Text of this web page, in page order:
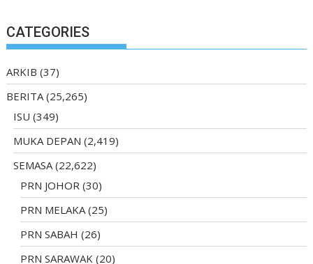
CATEGORIES
ARKIB (37)
BERITA (25,265)
ISU (349)
MUKA DEPAN (2,419)
SEMASA (22,622)
PRN JOHOR (30)
PRN MELAKA (25)
PRN SABAH (26)
PRN SARAWAK (20)